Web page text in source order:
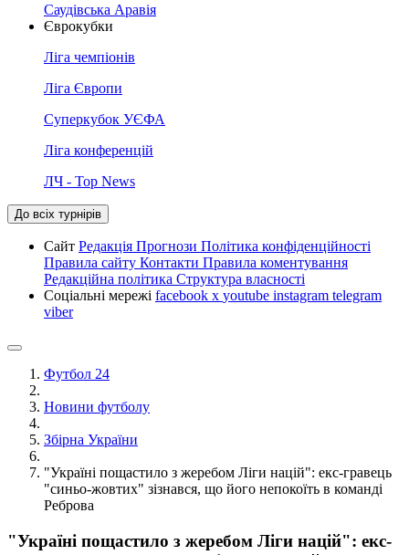
Саудівська Аравія
Єврокубки
Ліга чемпіонів
Ліга Європи
Суперкубок УЄФА
Ліга конференцій
ЛЧ - Top News
До всіх турнірів
Сайт Редакція Прогнози Політика конфіденційності
Правила сайту Контакти Правила коментування
Редакційна політика Структура власності
Соціальні мережі facebook x youtube instagram telegram
viber
Футбол 24
Новини футболу
Збірна України
"Україні пощастило з жеребом Ліги націй": екс-гравець
"синьо-жовтих" зізнався, що його непокоїть в команді
Реброва
"Україні пощастило з жеребом Ліги націй": екс-